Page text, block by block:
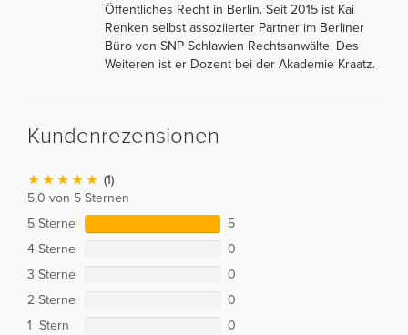
Öffentliches Recht in Berlin. Seit 2015 ist Kai
Renken selbst assoziierter Partner im Berliner
Büro von SNP Schlawien Rechtsanwälte. Des
Weiteren ist er Dozent bei der Akademie Kraatz.
Kundenrezensionen
(1)
5,0 von 5 Sternen
5 Sterne
5
4 Sterne
0
3 Sterne
0
2 Sterne
0
1 Stern
0